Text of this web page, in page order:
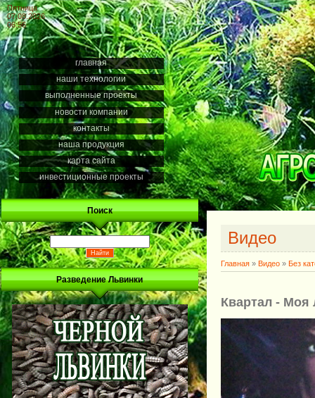
Пятница
07.08.2026
06:56
главная
наши технологии
выполненные проекты
новости компании
контакты
наша продукция
карта сайта
инвестиционные проекты
Поиск
Разведение Львинки
Видео
Главная » Видео » Без
Квартал - Моя